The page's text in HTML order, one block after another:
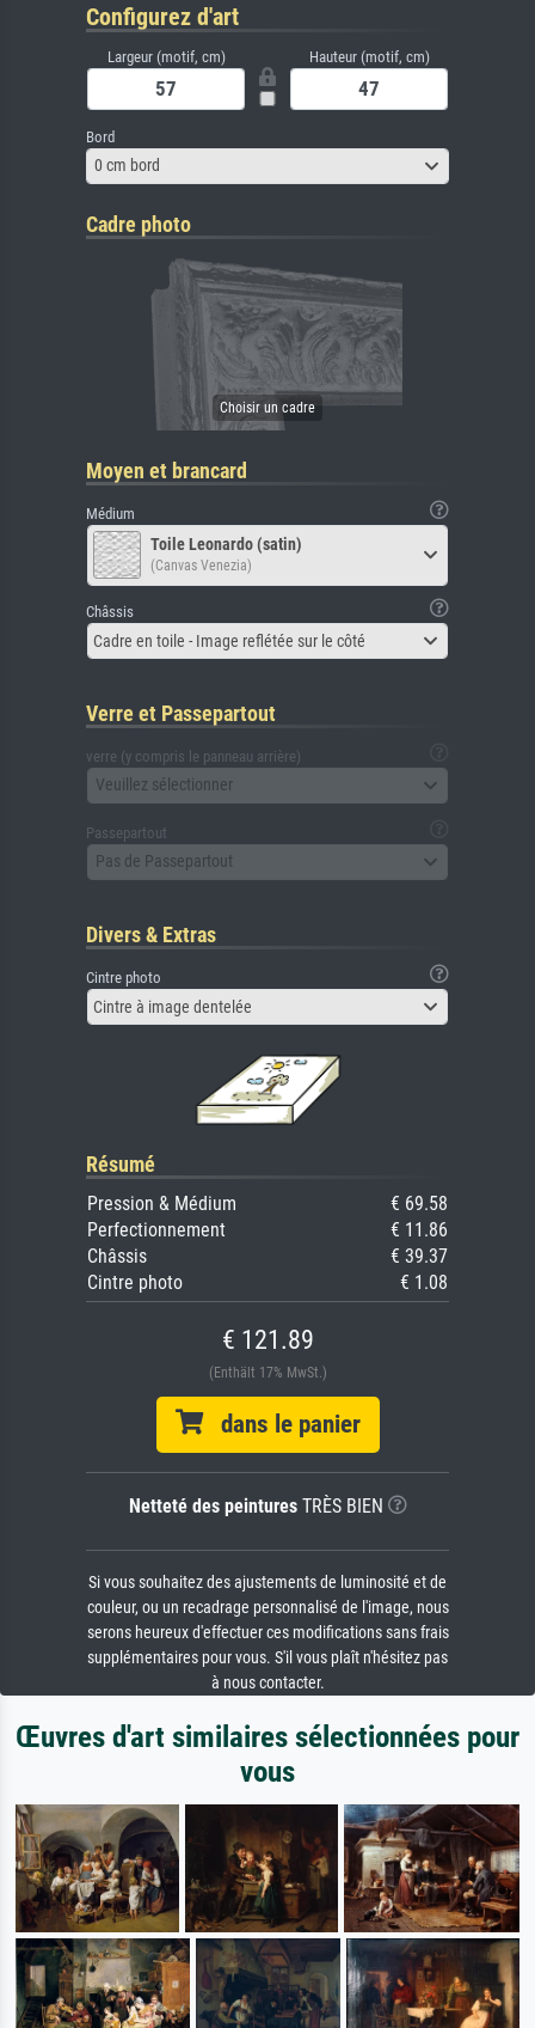
Configurez d'art
Largeur (motif, cm) Hauteur (motif, cm)
Bord
0 cm bord
Cadre photo
Moyen et brancard
Médium
Toile Leonardo (satin)
(Canvas Venezia)
Châssis
Cadre en toile - Image reflétée sur le côté
Verre et Passepartout
verre (y compris le panneau arrière)
Veuillez sélectionner
Passepartout
Pas de Passepartout
Divers & Extras
Cintre photo
Cintre à image dentelée
Résumé
Pression & Médium
€ 69.58
Perfectionnement
€ 11.86
Châssis
€ 39.37
Cintre photo
€ 1.08
€ 121.89
(Enthält 17% MwSt.)
dans le panier
Netteté des peinturesTRÈS BIEN
Si vous souhaitez des ajustements de luminosité et de
couleur, ou un recadrage personnalisé de l'image, nous
serons heureux d'effectuer ces modifications sans frais
supplémentaires pour vous. S'il vous plaît n'hésitez pas
à nous contacter.
Œuvres d'art similaires sélectionnées pour
vous